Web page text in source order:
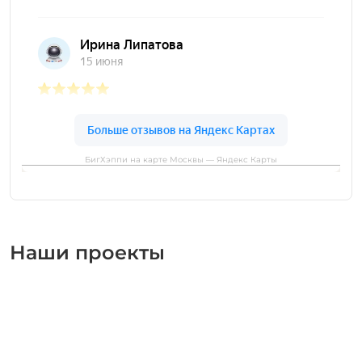
БигХэппи на карте Москвы — Яндекс Карты
Наши проекты